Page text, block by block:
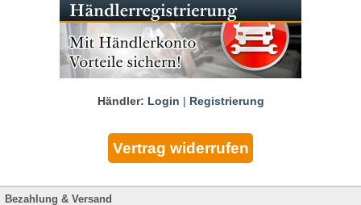
Händler: Login | Registrierung
Bezahlung & Versand